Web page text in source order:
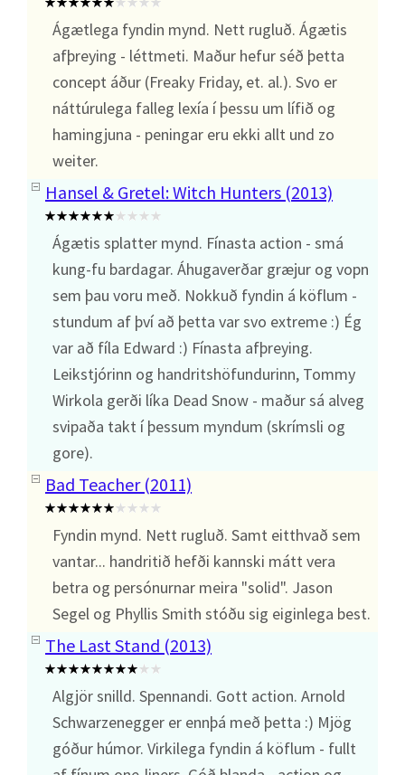
Ágætlega fyndin mynd. Nett rugluð. Ágætis
afþreying - léttmeti. Maður hefur séð þetta
concept áður (Freaky Friday, et. al.). Svo er
náttúrulega falleg lexía í þessu um lífið og
hamingjuna - peningar eru ekki allt und zo
weiter.
Hansel & Gretel: Witch Hunters (2013)
Ágætis splatter mynd. Fínasta action - smá
kung-fu bardagar. Áhugaverðar græjur og vopn
sem þau voru með. Nokkuð fyndin á köflum -
stundum af því að þetta var svo extreme :) Ég
var að fíla Edward :) Fínasta afþreying.
Leikstjórinn og handritshöfundurinn, Tommy
Wirkola gerði líka Dead Snow - maður sá alveg
svipaða takt í þessum myndum (skrímsli og
gore).
Bad Teacher (2011)
Fyndin mynd. Nett rugluð. Samt eitthvað sem
vantar... handritið hefði kannski mátt vera
betra og persónurnar meira "solid". Jason
Segel og Phyllis Smith stóðu sig eiginlega best.
The Last Stand (2013)
Algjör snilld. Spennandi. Gott action. Arnold
Schwarzenegger er ennþá með þetta :) Mjög
góður húmor. Virkilega fyndin á köflum - fullt